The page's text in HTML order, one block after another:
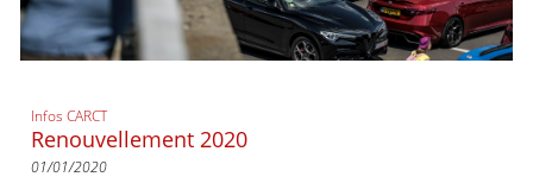
Infos CARCT
Renouvellement 2020
01/01/2020